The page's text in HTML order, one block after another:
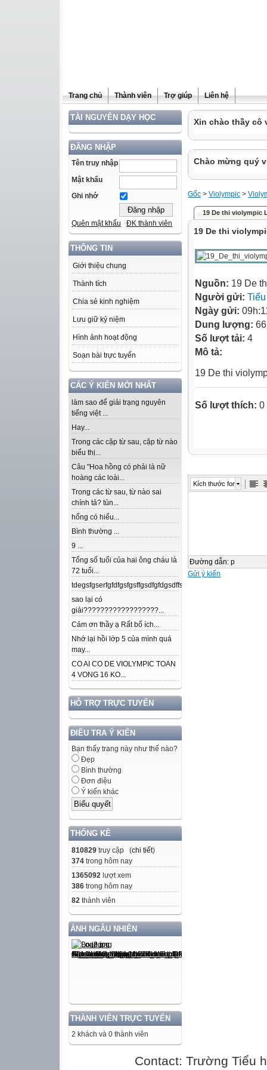
Trang chủ Thành viên Trợ giúp Liên hệ
TÀI NGUYÊN DẠY HỌC
ĐĂNG NHẬP
Tên truy nhập
Mật khẩu
Ghi nhớ
Quên mật khẩu ĐK thành viên
THÔNG TIN
Giới thiệu chung
Thành tích
Chia sẻ kinh nghiệm
Lưu giữ kỷ niệm
Hình ảnh hoạt động
Soạn bài trực tuyến
CÁC Ý KIẾN MỚI NHẤT
làm sao để giải trạng nguyên
tiếng việt ...
Hay...
Trong các cặp từ sau, cặp từ nào
biểu thị...
Câu "Hoa hồng có phải là nữ
hoàng các loài...
Trong các từ sau, từ nào sai
chính tả? tủn...
hổng có hiểu...
Bình thường ...
9 ...
Tổng số tuổi của hai ông cháu là
72 tuổi...
sao lại có
giải??????????????????...
Cảm ơn thầy ạ Rất bổ ích...
Nhớ lại hồi lớp 5 của mình quá
may...
CO AI CO DE VIOLYMPIC TOAN
4 VONG 16 KO...
HỖ TRỢ TRỰC TUYẾN
ĐIỀU TRA Ý KIẾN
Bạn thấy trang này như thế nào?
Đẹp
Bình thường
Đơn điệu
Ý kiến khác
THỐNG KÊ
810829 truy cập (chi tiết)
374 trong hôm nay
1365092 lượt xem
386 trong hôm nay
82 thành viên
ẢNH NGẪU NHIÊN
THÀNH VIÊN TRỰC TUYẾN
2 khách và 0 thành viên
Xin chào thầy cô
Chào mừng quý
Gốc > Violympic >
19 De thi violympic
19 De thi
Nguồn: 19 De
Người gửi:
Ngày gửi:
Dung lượng:
Số lượt tải: 4
Mô tả:
19 De thi
Số lượt thích: 0
Kích thước font
Đường dẫn: p
Gửi ý kiến
Contact: Trường Tiểu